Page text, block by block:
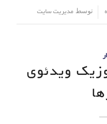
توسطمدیریت سایت
ویدئوی